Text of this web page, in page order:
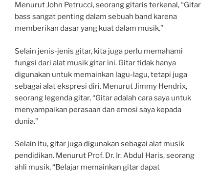
Menurut John Petrucci, seorang gitaris terkenal, “Gitar
bass sangat penting dalam sebuah band karena
memberikan dasar yang kuat dalam musik.”
Selain jenis-jenis gitar, kita juga perlu memahami
fungsi dari alat musik gitar ini. Gitar tidak hanya
digunakan untuk memainkan lagu-lagu, tetapi juga
sebagai alat ekspresi diri. Menurut Jimmy Hendrix,
seorang legenda gitar, “Gitar adalah cara saya untuk
menyampaikan perasaan dan emosi saya kepada
dunia.”
Selain itu, gitar juga digunakan sebagai alat musik
pendidikan. Menurut Prof. Dr. Ir. Abdul Haris, seorang
ahli musik, “Belajar memainkan gitar dapat